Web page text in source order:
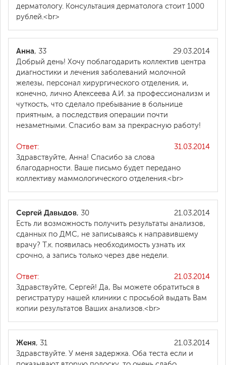
дерматологу. Консультация дерматолога стоит 1000
рублей.<br>
29.03.2014
Анна, 33
Добрый день! Хочу поблагодарить коллектив центра
диагностики и лечения заболеваний молочной
железы, персонал хирургического отделения, и,
конечно, лично Алексеева А.И. за профессионализм и
чуткость, что сделало пребывание в больнице
приятным, а последствия операции почти
незаметными. Спасибо вам за прекрасную работу!
31.03.2014
Ответ:
Здравствуйте, Анна! Спасибо за слова
благодарности. Ваше письмо будет передано
коллективу маммологического отделения.<br>
21.03.2014
Сергей Давыдов, 30
Есть ли возможность получить результаты анализов,
сданных по ДМС, не записываясь к направившему
врачу? Т.к. появилась необходимость узнать их
срочно, а запись только через две недели.
21.03.2014
Ответ:
Здравствуйте, Сергей! Да, Вы можете обратиться в
регистратуру нашей клиники с просьбой выдать Вам
копии результатов Ваших анализов.<br>
21.03.2014
Женя, 31
Здравствуйте. У меня задержка. Оба теста если и